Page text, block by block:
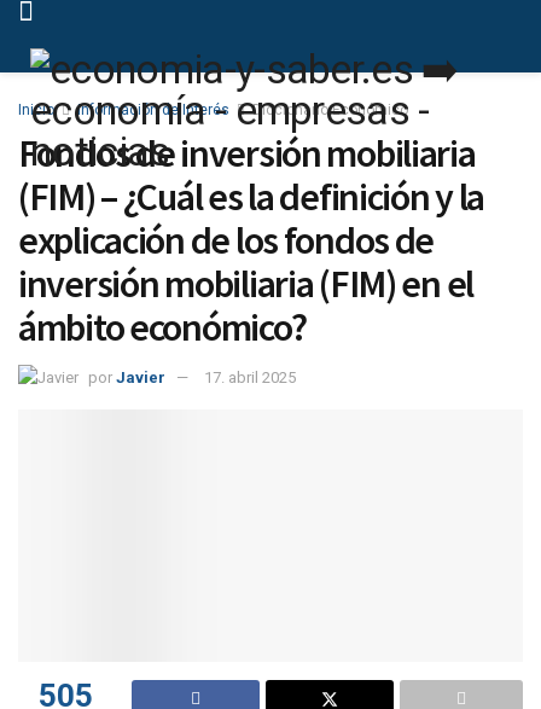
Inicio Información de Interés Diccionario Económico
Fondos de inversión mobiliaria
(FIM) – ¿Cuál es la definición y la
explicación de los fondos de
inversión mobiliaria (FIM) en el
ámbito económico?
por Javier 17. abril 2025
505